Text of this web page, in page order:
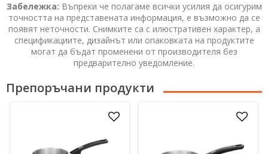
Забележка: Въпреки че полагаме всички усилия да осигурим
точността на представената информация, е възможно да се
появят неточности. Снимките са с илюстративен характер, а
спецификациите, дизайнът или опаковката на продуктите
могат да бъдат променени от производителя без
предварително уведомление.
Препоръчани продукти